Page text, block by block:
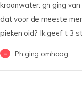
kraanwater: gh ging
dat voor de meeste
pieken oid? Ik geef t 3
- Ph ging omhoog